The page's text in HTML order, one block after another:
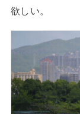
欲しい。